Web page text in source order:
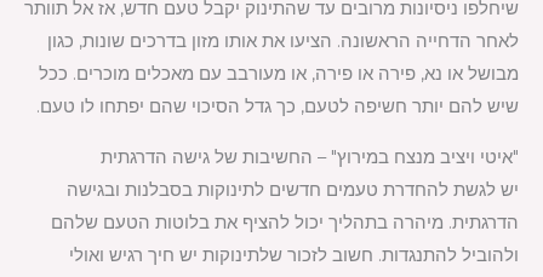
שיחלפו ניסיונות מרובים עד שהתינוק יקבל טעם חדש, אז אל תוותר
לאחר הדחייה הראשונה. הציעו את אותו מזון בדרכים שונות, כגון
מבושל או נא, פירה או פירה, או מעורבב עם מאכלים מוכרים. ככל
שיש להם יותר חשיפה לטעם, כך גדל הסיכוי שהם יפתחו לו טעם.
"איטי ויציב מנצח במירוץ" – החשיבות של גישה הדרגתית
יש לגשת להחדרת טעמים חדשים לתינוקות בסבלנות ובגישה
הדרגתית. מיהרה בתהליך יכול להציף את בלוטות הטעם שלהם
ולהוביל להתנגדות. חשוב לזכור שלתינוקות יש חיך רגיש ואולי